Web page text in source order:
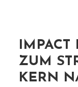
IMPACT
ZUM
KERN